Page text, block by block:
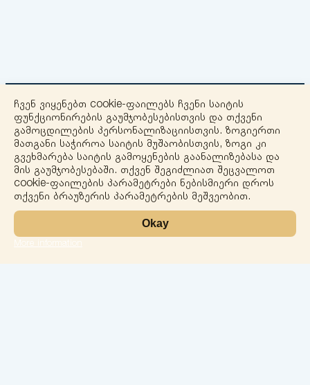
+
−
ჩვენ ვიყენებთ cookie-ფაილებს ჩვენი საიტის
ფუნქციონირების გაუმჯობესებისთვის და თქვენი
გამოცდილების პერსონალიზაციისთვის. ზოგიერთი
მათგანი საჭიროა საიტის მუშაობისთვის, ზოგი კი
გვეხმარება საიტის გამოყენების გაანალიზებასა და
მის გაუმჯობესებაში. თქვენ შეგიძლიათ შეცვალოთ
cookie-ფაილების პარამეტრები ნებისმიერი დროს
თქვენი ბრაუზერის პარამეტრების მეშვეობით.
Okay
More information